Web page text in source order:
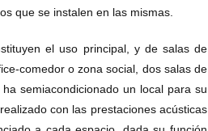
que se instalen en las mismas.
el uso principal, y de salas de
comedor o zona social, dos salas de
semiacondicionado un local para su
con las prestaciones acústicas